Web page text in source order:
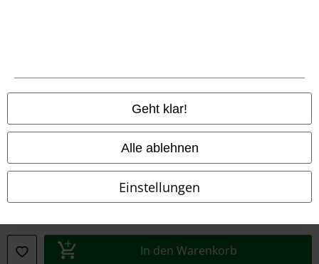
Geht klar!
Alle ablehnen
Einstellungen
In den Warenkorb
Datenschutz
Entsorgung und Umweltschutz
Information zur Barrierefreiheit
Vertrag widerrufen